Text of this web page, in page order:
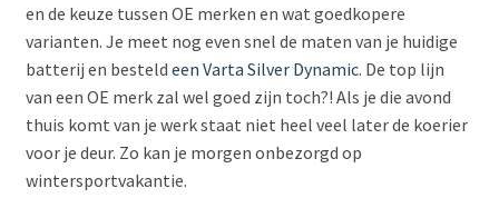
en de keuze tussen OE merken en wat goedkopere
varianten. Je meet nog even snel de maten van je huidige
batterij en besteld een Varta Silver Dynamic. De top lijn
van een OE merk zal wel goed zijn toch?! Als je die avond
thuis komt van je werk staat niet heel veel later de koerier
voor je deur. Zo kan je morgen onbezorgd op
wintersportvakantie.